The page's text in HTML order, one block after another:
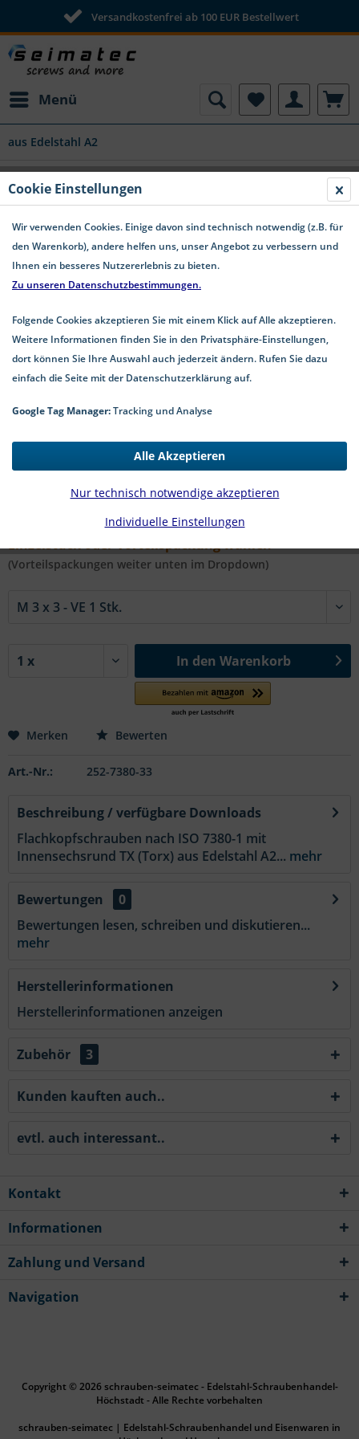
Versandkostenfrei ab 100 EUR Bestellwert
Menü
aus Edelstahl A2
Flachkopfschrauben TX Edelstahl A2 ISO
7380-1
0,11 € *
*inkl. MwSt.zzgl. Versandkosten
1-4 Werktage Lieferzeit
#ISO 7380-1 A2 TX | Ø x L in mm:
Einzelstück oder Vorteilspackung wählen
(Vorteilspackungen weiter unten im Dropdown)
In den Warenkorb
Merken Bewerten
Art.-Nr.: 252-7380-33
Beschreibung / verfügbare Downloads
Flachkopfschrauben nach ISO 7380-1 mit
Innensechsrund TX (Torx) aus Edelstahl A2... mehr
Bewertungen
0
Bewertungen lesen, schreiben und diskutieren...
mehr
Herstellerinformationen
Herstellerinformationen anzeigen
Zubehör 3
Kunden kauften auch..
evtl. auch interessant..
Kontakt
Informationen
Zahlung und Versand
Navigation
Copyright © 2026 schrauben-seimatec - Edelstahl-Schraubenhandel-
Höchstadt - Alle Rechte vorbehalten
schrauben-seimatec | Edelstahl-Schraubenhandel und Eisenwaren in
Cookie Einstellungen
Wir verwenden Cookies. Einige davon sind technisch notwendig (z.B. für
den Warenkorb), andere helfen uns, unser Angebot zu verbessern und
Ihnen ein besseres Nutzererlebnis zu bieten.
Zu unseren Datenschutzbestimmungen.
Folgende Cookies akzeptieren Sie mit einem Klick auf Alle akzeptieren.
Weitere Informationen finden Sie in den Privatsphäre-Einstellungen,
dort können Sie Ihre Auswahl auch jederzeit ändern. Rufen Sie dazu
einfach die Seite mit der Datenschutzerklärung auf.
Google Tag Manager:Tracking und Analyse
Individuelle Einstellungen
Nur technisch notwendige akzeptieren
Alle Akzeptieren